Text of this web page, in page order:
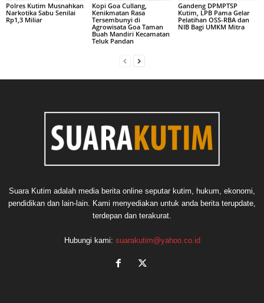
Polres Kutim Musnahkan
Narkotika Sabu Senilai
Rp1,3 Miliar
Kopi Goa Cullang,
Kenikmatan Rasa
Tersembunyi di
Agrowisata Goa Taman
Buah Mandiri Kecamatan
Teluk Pandan
Gandeng DPMPTSP
Kutim, LPB Pama Gelar
Pelatihan OSS-RBA dan
NIB Bagi UMKM Mitra
Suara Kutim adalah media berita online seputar kutim, hukum, ekonomi,
pendidikan dan lain-lain. Kami menyediakan untuk anda berita terupdate,
terdepan dan terakurat.
Hubungi kami: suarakutim@yahoo.co.id